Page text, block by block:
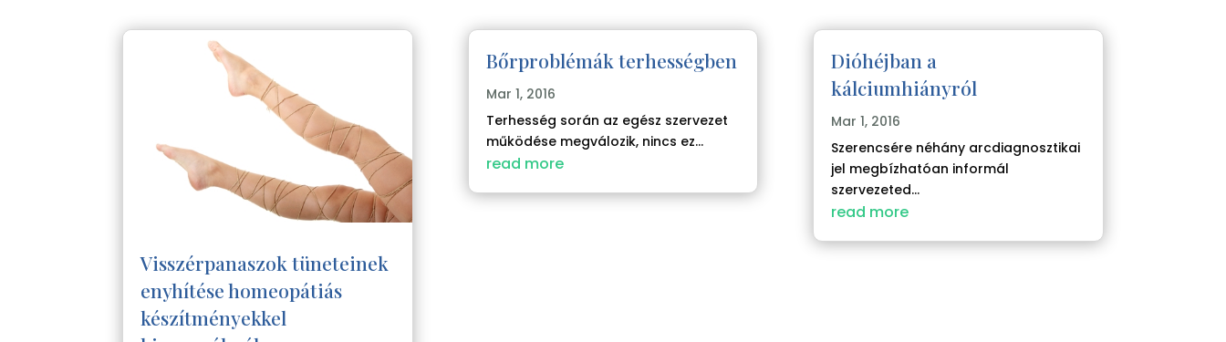
Visszérpanaszok tüneteinek
enyhítése homeopátiás
készítményekkel
Bőrproblémák terhességben
Mar 1, 2016
Terhesség során az egész szervezet
működése megválozik, nincs ez...
read more
Dióhéjban a
kálciumhiányról
Mar 1, 2016
Szerencsére néhány arcdiagnosztikai
jel megbízhatóan informál
szervezeted...
read more